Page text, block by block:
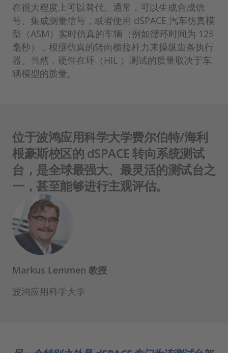
在很大程度上可以替代。通常，可以生成合成信
号、集成测量信号，或者使用 dSPACE 汽车仿真模
型（ASM）实时仿真的车辆（例如循环时间为 125
毫秒），根据仿真的转向横拉杆力来操纵齿条执行
器。当然，硬件在环（HIL ）测试的质量取决于车
辆模型的质量。
位于波鸿应用科学大学费尔伯特/海利
根豪斯校区的 dSPACE 转向系统测试
台，是全球最强大、最灵活的测试台之
一，甚至能够进行主观评估。
Markus Lemmen 教授
波鸿应用科学大学